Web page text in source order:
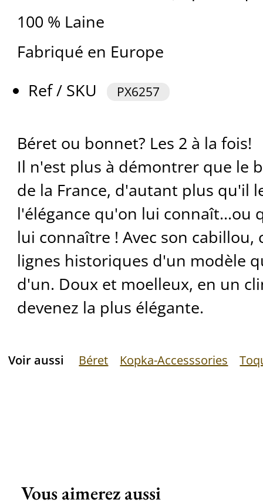
100 % Laine
Fabriqué en Europe
Ref / SKU
PX6257
Béret ou bonnet? Les 2 à la fois!
Il n'est plus à démontrer que le
de la France, d'autant plus qu'il
l'élégance qu'on lui connaît...ou
lui connaître ! Avec son
lignes historiques d'un modèle
d'un. Doux et moelleux, en un
devenez la plus élégante.
Voir aussi Béret Kopka-Accesssories
Vous aimerez aussi